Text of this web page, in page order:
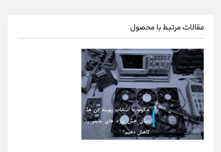
مقالات مرتبط با محصول